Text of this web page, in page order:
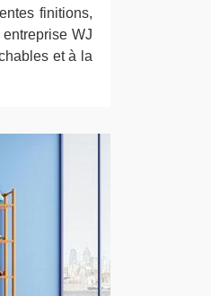
finitions,
WJ
et à la